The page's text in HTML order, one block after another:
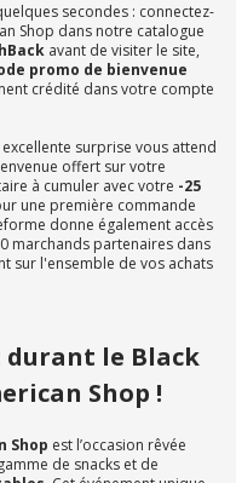
secondes : connectez-
Shop dans notre catalogue
avant de visiter le site,
promo de bienvenue
crédité dans votre compte
surprise vous attend
offert sur votre
à cumuler avec votre -25
une première commande
donne également accès
marchands partenaires dans
sur l'ensemble de vos achats
durant le Black
Shop !
Shop est l’occasion rêvée
de snacks et de